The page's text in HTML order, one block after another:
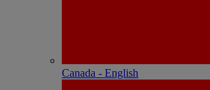
Canada - English